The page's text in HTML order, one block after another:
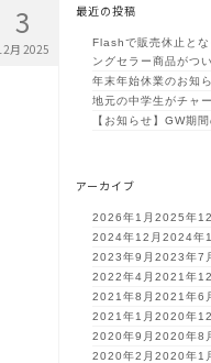
3
月 2025
最近の投稿
Flashで販売休止と
ングセラー商品がつ
年末年始休業のお知
地元の中学生がチャ
【お知らせ】GW期
アーカイブ
2026年1月 2025年
2024年12月 2024年
2023年9月 2023年7
2022年4月 2021年
2021年8月 2021年6
2021年1月 2020年
2020年9月 2020年8
2020年2月 2020年1